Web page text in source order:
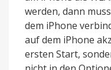
werden, dann
dem iPhone
auf dem iPhone
ersten Start,